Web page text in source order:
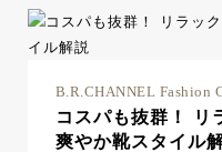
B.R.CHANNEL
コスパも抜群！ リ
爽やか靴スタイル